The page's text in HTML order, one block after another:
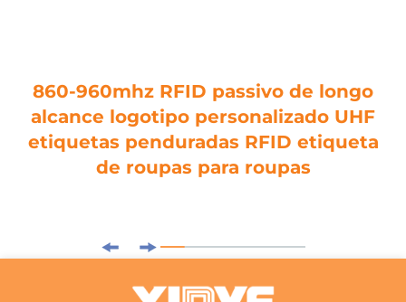
860-960mhz RFID passivo de longo
alcance logotipo personalizado UHF
etiquetas penduradas RFID etiqueta
de roupas para roupas